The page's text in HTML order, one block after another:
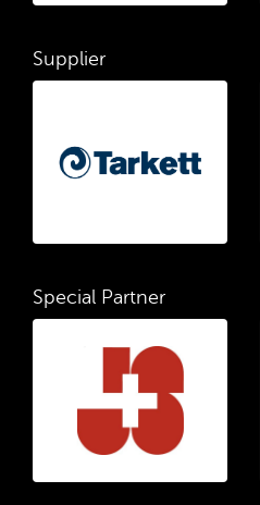
Supplier
Special Partner